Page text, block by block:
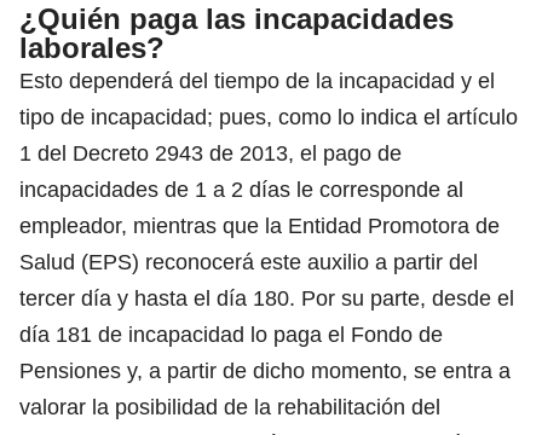
¿Quién paga las incapacidades
laborales?
Esto dependerá del tiempo de la incapacidad y el
tipo de incapacidad; pues, como lo indica el artículo
1 del Decreto 2943 de 2013, el pago de
incapacidades de 1 a 2 días le corresponde al
empleador, mientras que la Entidad Promotora de
Salud (EPS) reconocerá este auxilio a partir del
tercer día y hasta el día 180. Por su parte, desde el
día 181 de incapacidad lo paga el Fondo de
Pensiones y, a partir de dicho momento, se entra a
valorar la posibilidad de la rehabilitación del